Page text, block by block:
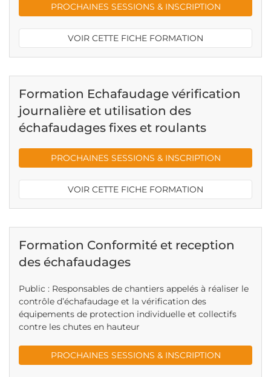
PROCHAINES SESSIONS & INSCRIPTION
VOIR CETTE FICHE FORMATION
Formation Echafaudage vérification
journalière et utilisation des
échafaudages fixes et roulants
PROCHAINES SESSIONS & INSCRIPTION
VOIR CETTE FICHE FORMATION
Formation Conformité et reception
des échafaudages
Public : Responsables de chantiers appelés à réaliser le
contrôle d’échafaudage et la vérification des
équipements de protection individuelle et collectifs
contre les chutes en hauteur
PROCHAINES SESSIONS & INSCRIPTION